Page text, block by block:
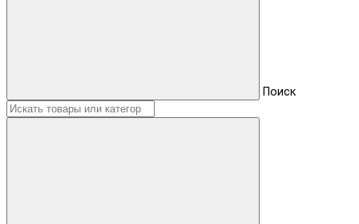
Поиск